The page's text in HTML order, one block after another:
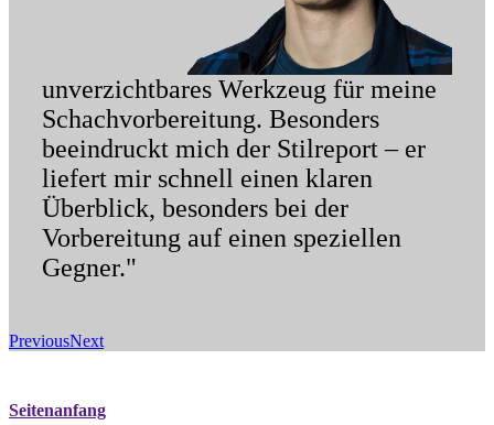
unverzichtbares Werkzeug für meine
Schachvorbereitung. Besonders
beeindruckt mich der Stilreport – er
liefert mir schnell einen klaren
Überblick, besonders bei der
Vorbereitung auf einen speziellen
Gegner."
PreviousNext
Seitenanfang